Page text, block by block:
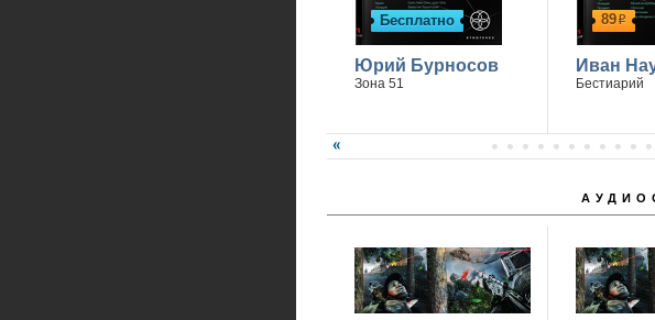
Бесплатно
Юрий Бурносов
Зона 51
89р
Иван
Бестиарий